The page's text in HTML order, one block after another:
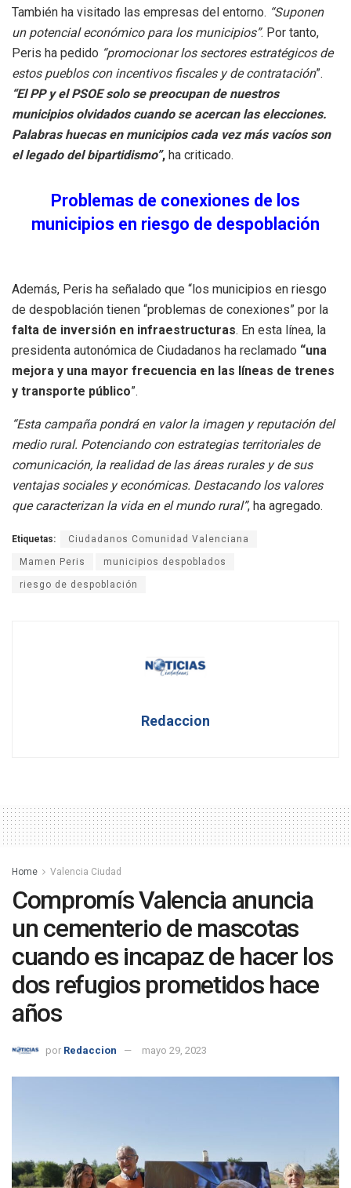
También ha visitado las empresas del entorno. “Suponen
un potencial económico para los municipios”. Por tanto,
Peris ha pedido “promocionar los sectores estratégicos de
estos pueblos con incentivos fiscales y de contratación”.
“El PP y el PSOE solo se preocupan de nuestros
municipios olvidados cuando se acercan las elecciones.
Palabras huecas en municipios cada vez más vacíos son
el legado del bipartidismo”, ha criticado.
Problemas de conexiones de los
municipios en riesgo de despoblación
Además, Peris ha señalado que “los municipios en riesgo
de despoblación tienen “problemas de conexiones” por la
falta de inversión en infraestructuras. En esta línea, la
presidenta autonómica de Ciudadanos ha reclamado “una
mejora y una mayor frecuencia en las líneas de trenes
y transporte público”.
“Esta campaña pondrá en valor la imagen y reputación del
medio rural. Potenciando con estrategias territoriales de
comunicación, la realidad de las áreas rurales y de sus
ventajas sociales y económicas. Destacando los valores
que caracterizan la vida en el mundo rural”, ha agregado.
Etiquetas: Ciudadanos Comunidad Valenciana
Mamen Peris municipios despoblados
riesgo de despoblación
Redaccion
Home Valencia Ciudad
Compromís Valencia anuncia
un cementerio de mascotas
cuando es incapaz de hacer los
dos refugios prometidos hace
años
por Redaccion mayo 29, 2023